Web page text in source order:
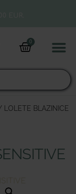
0
LOLETE BLAZINICE